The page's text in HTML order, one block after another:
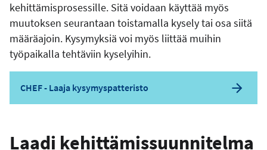
kehittämisprosessille. Sitä voidaan käyttää myös
muutoksen seurantaan toistamalla kysely tai osa siitä
määräajoin. Kysymyksiä voi myös liittää muihin
työpaikalla tehtäviin kyselyihin.
CHEF - Laaja kysymyspatteristo
Laadi kehittämissuunnitelma